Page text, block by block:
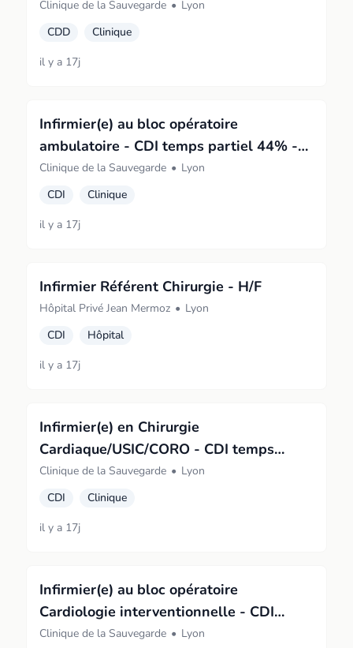
Clinique de la Sauvegarde • Lyon
CDD
Clinique
il y a 17j
Infirmier(e) au bloc opératoire
ambulatoire - CDI temps partiel 44% -
H/F
Clinique de la Sauvegarde • Lyon
CDI
Clinique
il y a 17j
Infirmier Référent Chirurgie - H/F
Hôpital Privé Jean Mermoz • Lyon
CDI
Hôpital
il y a 17j
Infirmier(e) en Chirurgie
Cardiaque/USIC/CORO - CDI temps
plein de nuit - H/F
Clinique de la Sauvegarde • Lyon
CDI
Clinique
il y a 17j
Infirmier(e) au bloc opératoire
Cardiologie interventionnelle - CDI
temps plein - H/F
Clinique de la Sauvegarde • Lyon